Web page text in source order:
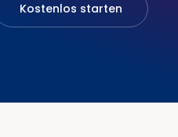
Kostenlos starten